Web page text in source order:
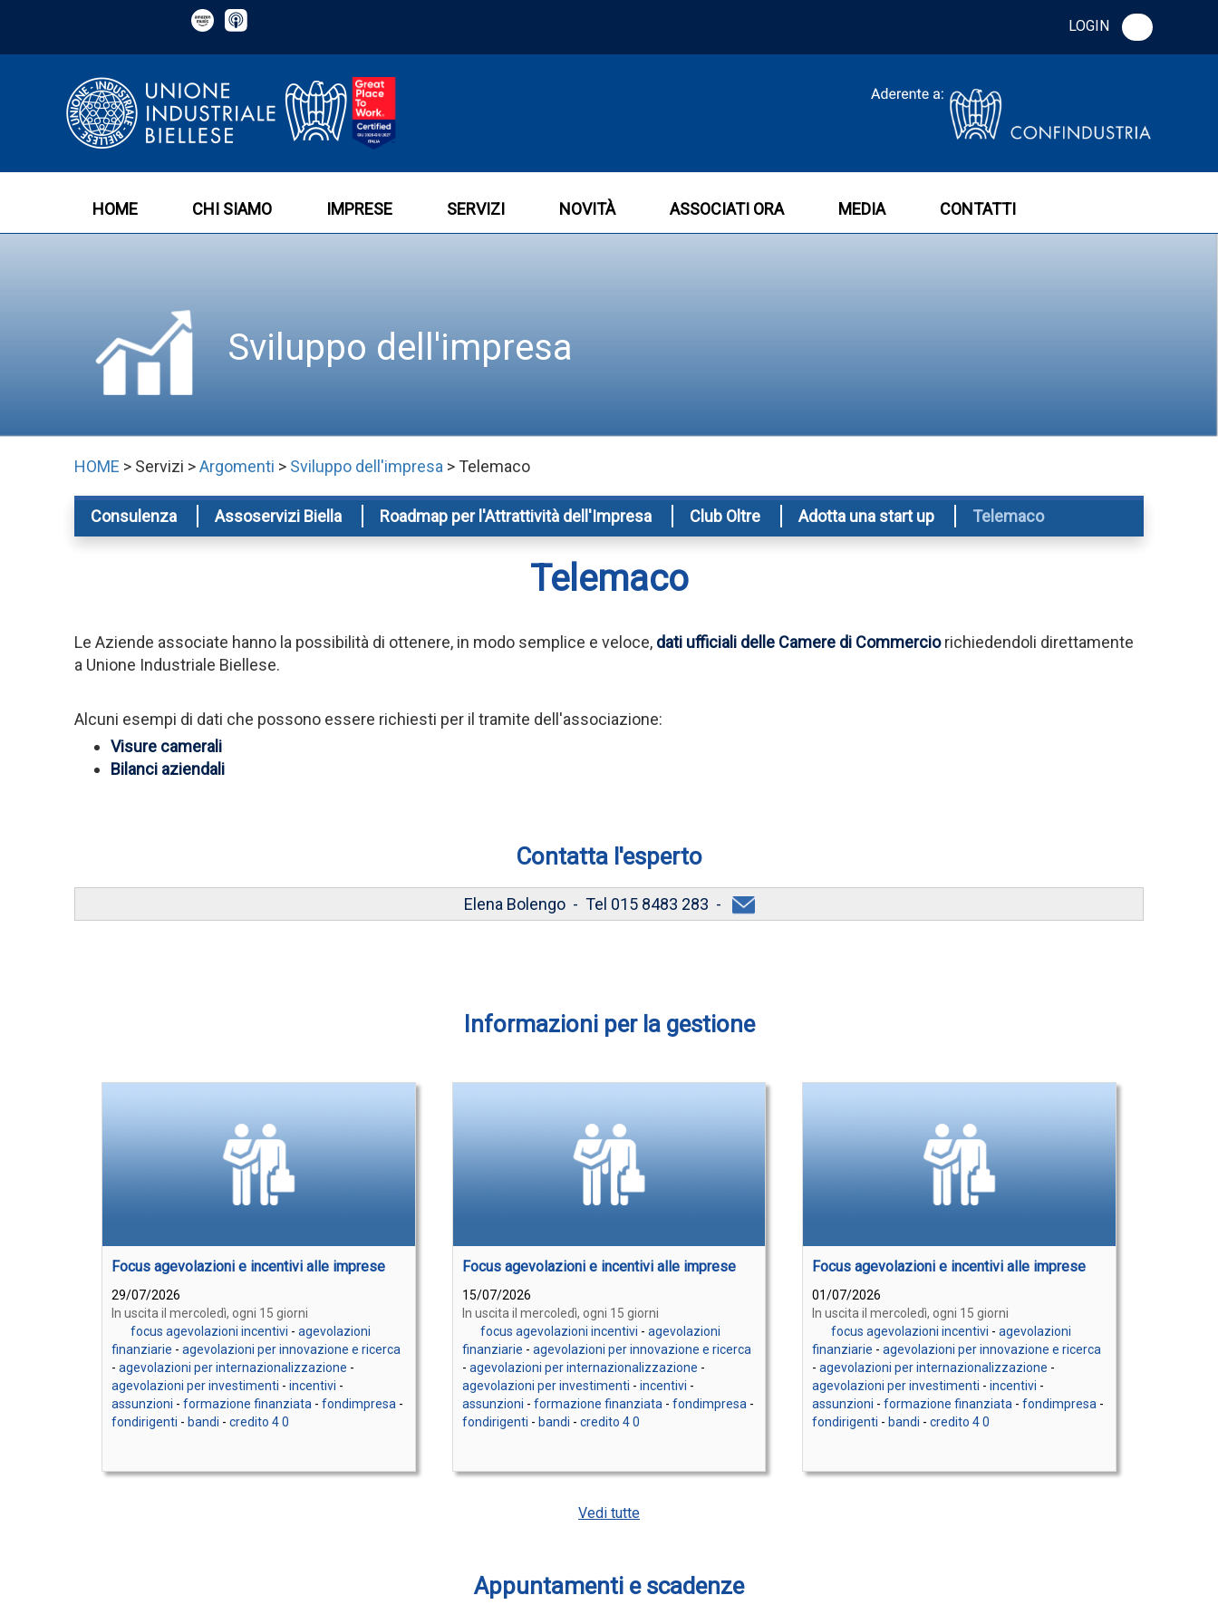
LOGIN
HOME CHI SIAMO IMPRESE SERVIZI NOVITÀ ASSOCIATI ORA MEDIA CONTATTI
Sviluppo dell'impresa
HOME > Servizi >Argomenti > Sviluppo dell'impresa > Telemaco
Consulenza Assoservizi Biella Roadmap per l'Attrattività dell'Impresa Club Oltre Adotta una start up Telemaco
Telemaco
Le Aziende associate hanno la possibilità di ottenere, in modo semplice e veloce, dati ufficiali delle Camere di Commerciorichiedendoli direttamente
a Unione Industriale Biellese.
Alcuni esempi di dati che possono essere richiesti per il tramite dell'associazione:
Visure camerali
Bilanci aziendali
Contatta l'esperto
Elena Bolengo - Tel 015 8483 283 -
Informazioni per la gestione
Focus agevolazioni e incentivi alle imprese
29/07/2026
In uscita il mercoledì, ogni 15 giorni
focus agevolazioni incentivi - agevolazioni
finanziarie - agevolazioni per innovazione e ricerca
- agevolazioni per internazionalizzazione -
agevolazioni per investimenti - incentivi -
assunzioni - formazione finanziata - fondimpresa -
fondirigenti - bandi - credito 4 0
Focus agevolazioni e incentivi alle imprese
15/07/2026
In uscita il mercoledì, ogni 15 giorni
focus agevolazioni incentivi -agevolazioni
finanziarie - agevolazioni per innovazione e ricerca
- agevolazioni per internazionalizzazione -
agevolazioni per investimenti - incentivi -
assunzioni - formazione finanziata- fondimpresa-
fondirigenti - bandi - credito 4 0
Focus agevolazioni e incentivi alle imprese
01/07/2026
In uscita il mercoledì, ogni 15 giorni
focus agevolazioni incentivi - agevolazioni
finanziarie -agevolazioni per innovazione e ricerca
-agevolazioni per internazionalizzazione -
agevolazioni per investimenti -incentivi -
assunzioni -formazione finanziata -fondimpresa -
fondirigenti - bandi -credito 4 0
Vedi tutte
Appuntamenti e scadenze